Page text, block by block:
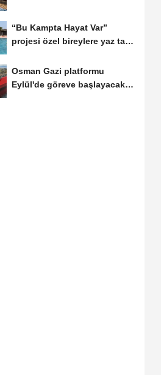
“Bu Kampta Hayat Var”
projesi özel bireylere yaz tatili
Osman Gazi platformu
Eylül'de göreve başlayacak...